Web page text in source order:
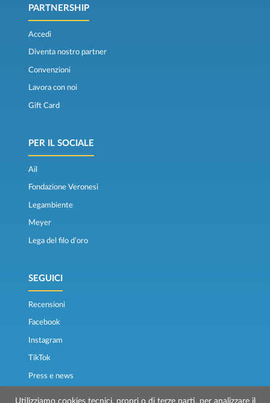
PARTNERSHIP
Accedi
Diventa nostro partner
Convenzioni
Lavora con noi
Gift Card
PER IL SOCIALE
Ail
Fondazione Veronesi
Legambiente
Meyer
Lega del filo d’oro
SEGUICI
Recensioni
Facebook
Instagram
TikTok
Press e news
Utilizziamo cookies tecnici, propri o di terze parti, per analizzare il